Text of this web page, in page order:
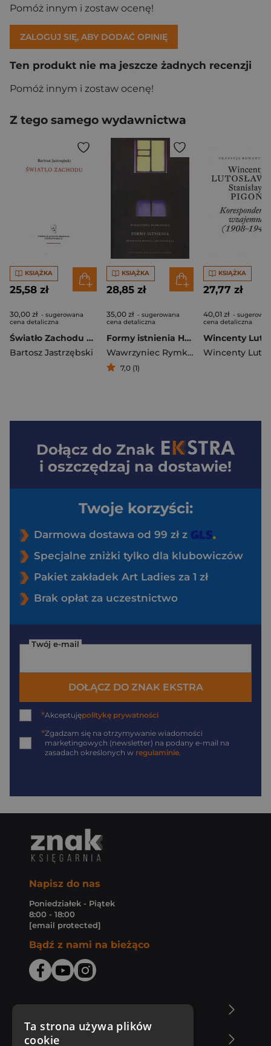
Pomóż innym i zostaw ocenę!
ZALOGUJ SIĘ, ABY DODAĆ OPINIĘ
Ten produkt nie ma jeszcze żadnych recenzji
Pomóż innym i zostaw ocenę!
Z tego samego wydawnictwa
KSIĄŻKA
25,58 zł
30,00 zł - sugerowana
cena detaliczna
Światło Zachodu Szkice o myśli i kulturze chrześcijańskiej
Bartosz Jastrzębski
KSIĄŻKA
28,85 zł
35,00 zł - sugerowana
cena detaliczna
Formy istnienia Heidegger według Arystotelesa
Wawrzyniec Rymkiewicz
7,0 (1)
KSIĄŻKA
27,77 zł
40,01 zł -
cena detaliczna
Dołącz do Znak
i oszczędzaj na dostawie!
Twoje korzyści:
Darmowa dostawa od 99 zł z
Specjalne zniżki tylko dla klubowiczów
Pakiet zakładek Art Ladies za 1 zł
Brak opłat za uczestnictwo
Twój e-mail
DOŁĄCZ DO ZNAK EKSTRA
*Akceptujępolitykę prywatności
*Zgadzam się na otrzymywanie wiadomości
marketingowych (newsletter) na podany e-mail na
zasadach określonych w regulaminie
Napisz do nas
Poniedziałek - Piątek
8:00 - 18:00
[email protected]
Bądź z nami na bieżąco
Zakupy u nas
Ta strona używa plików
cookie